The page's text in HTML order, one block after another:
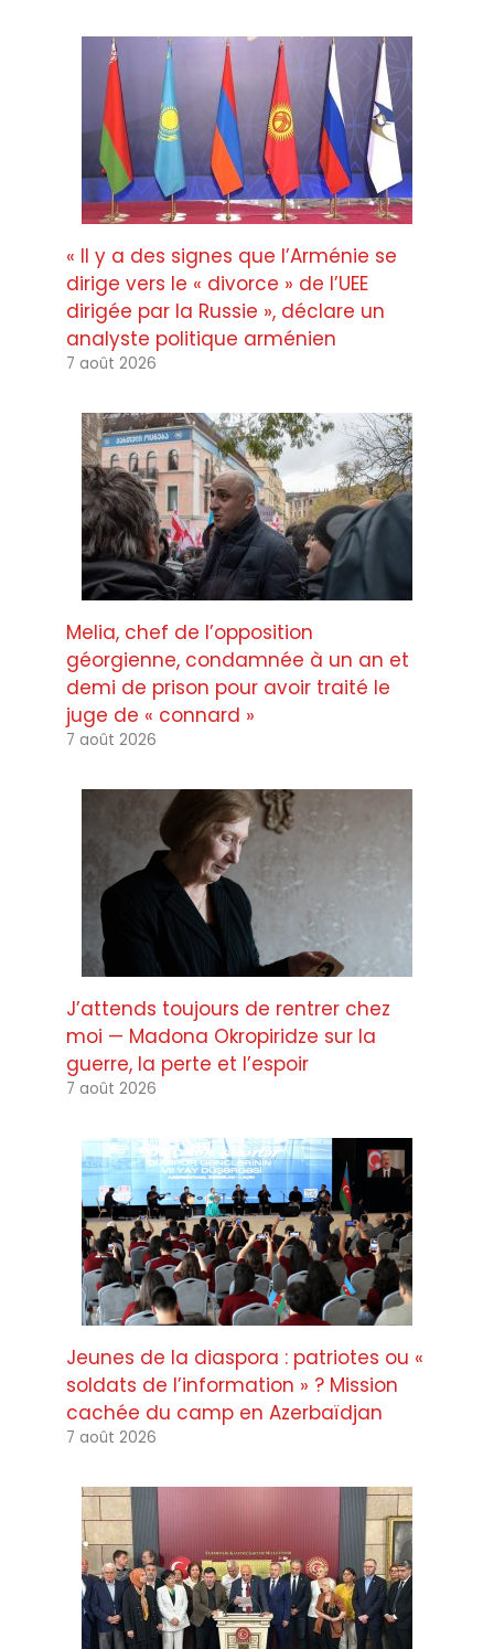
« Il y a des signes que l’Arménie se
dirige vers le « divorce » de l’UEE
dirigée par la Russie », déclare un
analyste politique arménien
7 août 2026
Melia, chef de l’opposition
géorgienne, condamnée à un an et
demi de prison pour avoir traité le
juge de « connard »
7 août 2026
J’attends toujours de rentrer chez
moi — Madona Okropiridze sur la
guerre, la perte et l’espoir
7 août 2026
Jeunes de la diaspora : patriotes ou «
soldats de l’information » ? Mission
cachée du camp en Azerbaïdjan
7 août 2026